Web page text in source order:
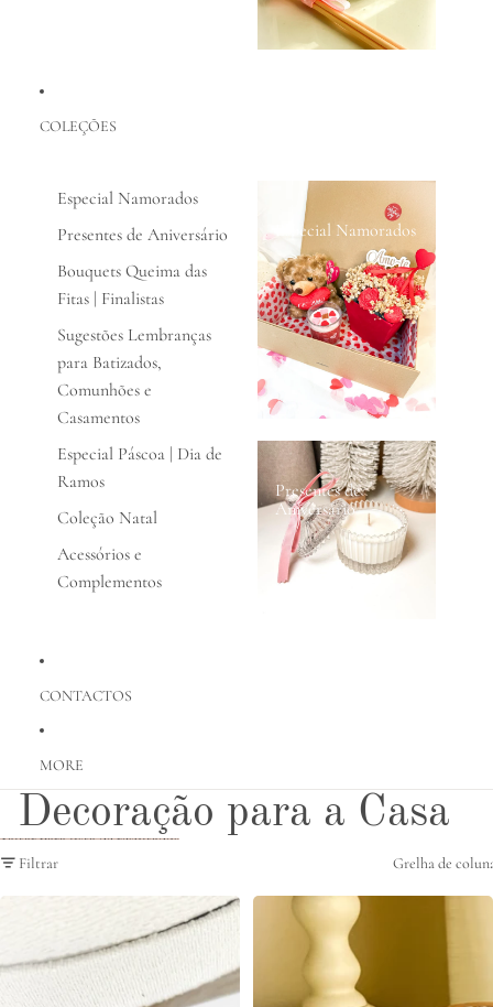
COLEÇÕES
Especial Namorados
Presentes de Aniversário
Bouquets Queima das
Fitas | Finalistas
Sugestões Lembranças
para Batizados,
Comunhões e
Casamentos
Especial Páscoa | Dia de
Ramos
Coleção Natal
Acessórios e
Complementos
Especial Namorados
Presentes de
Aniversário
CONTACTOS
MORE
Decoração para a Casa
Saltar para lista de resultados
Filtrar
Grelha de